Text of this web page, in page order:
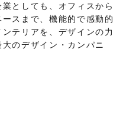
としても、オフィスから
スまで、機能的で感動的
テリアを、デザインの力
のデザイン・カンパニ